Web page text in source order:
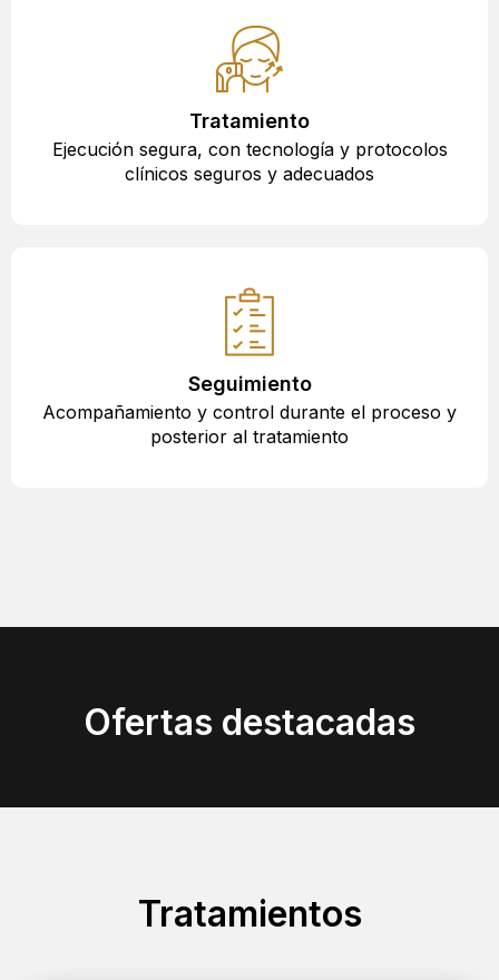
Tratamiento
Ejecución segura, con tecnología y protocolos
clínicos seguros y adecuados
Seguimiento
Acompañamiento y control durante el proceso y
posterior al tratamiento
Ofertas destacadas
Tratamientos